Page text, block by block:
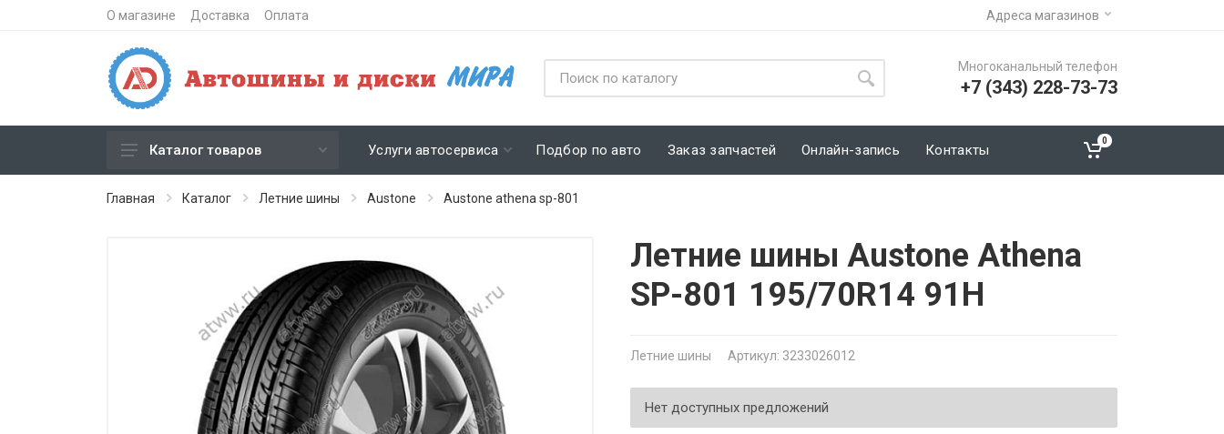
О магазине Доставка Оплата Адреса магазинов
Многоканальный телефон
+7 (343) 228-73-73
Зимние шипованные шины
Штампованные диски
Кованые диски
Каталог товаров Услуги автосервиса Подбор по авто Заказ запчастей Онлайн-запись Контакты
0
Главная Каталог Летние шины Austone Austone athena sp-801
Летние шины Austone Athena
SP-801 195/70R14 91H
Летние шины Артикул: 3233026012
Нет доступных предложений